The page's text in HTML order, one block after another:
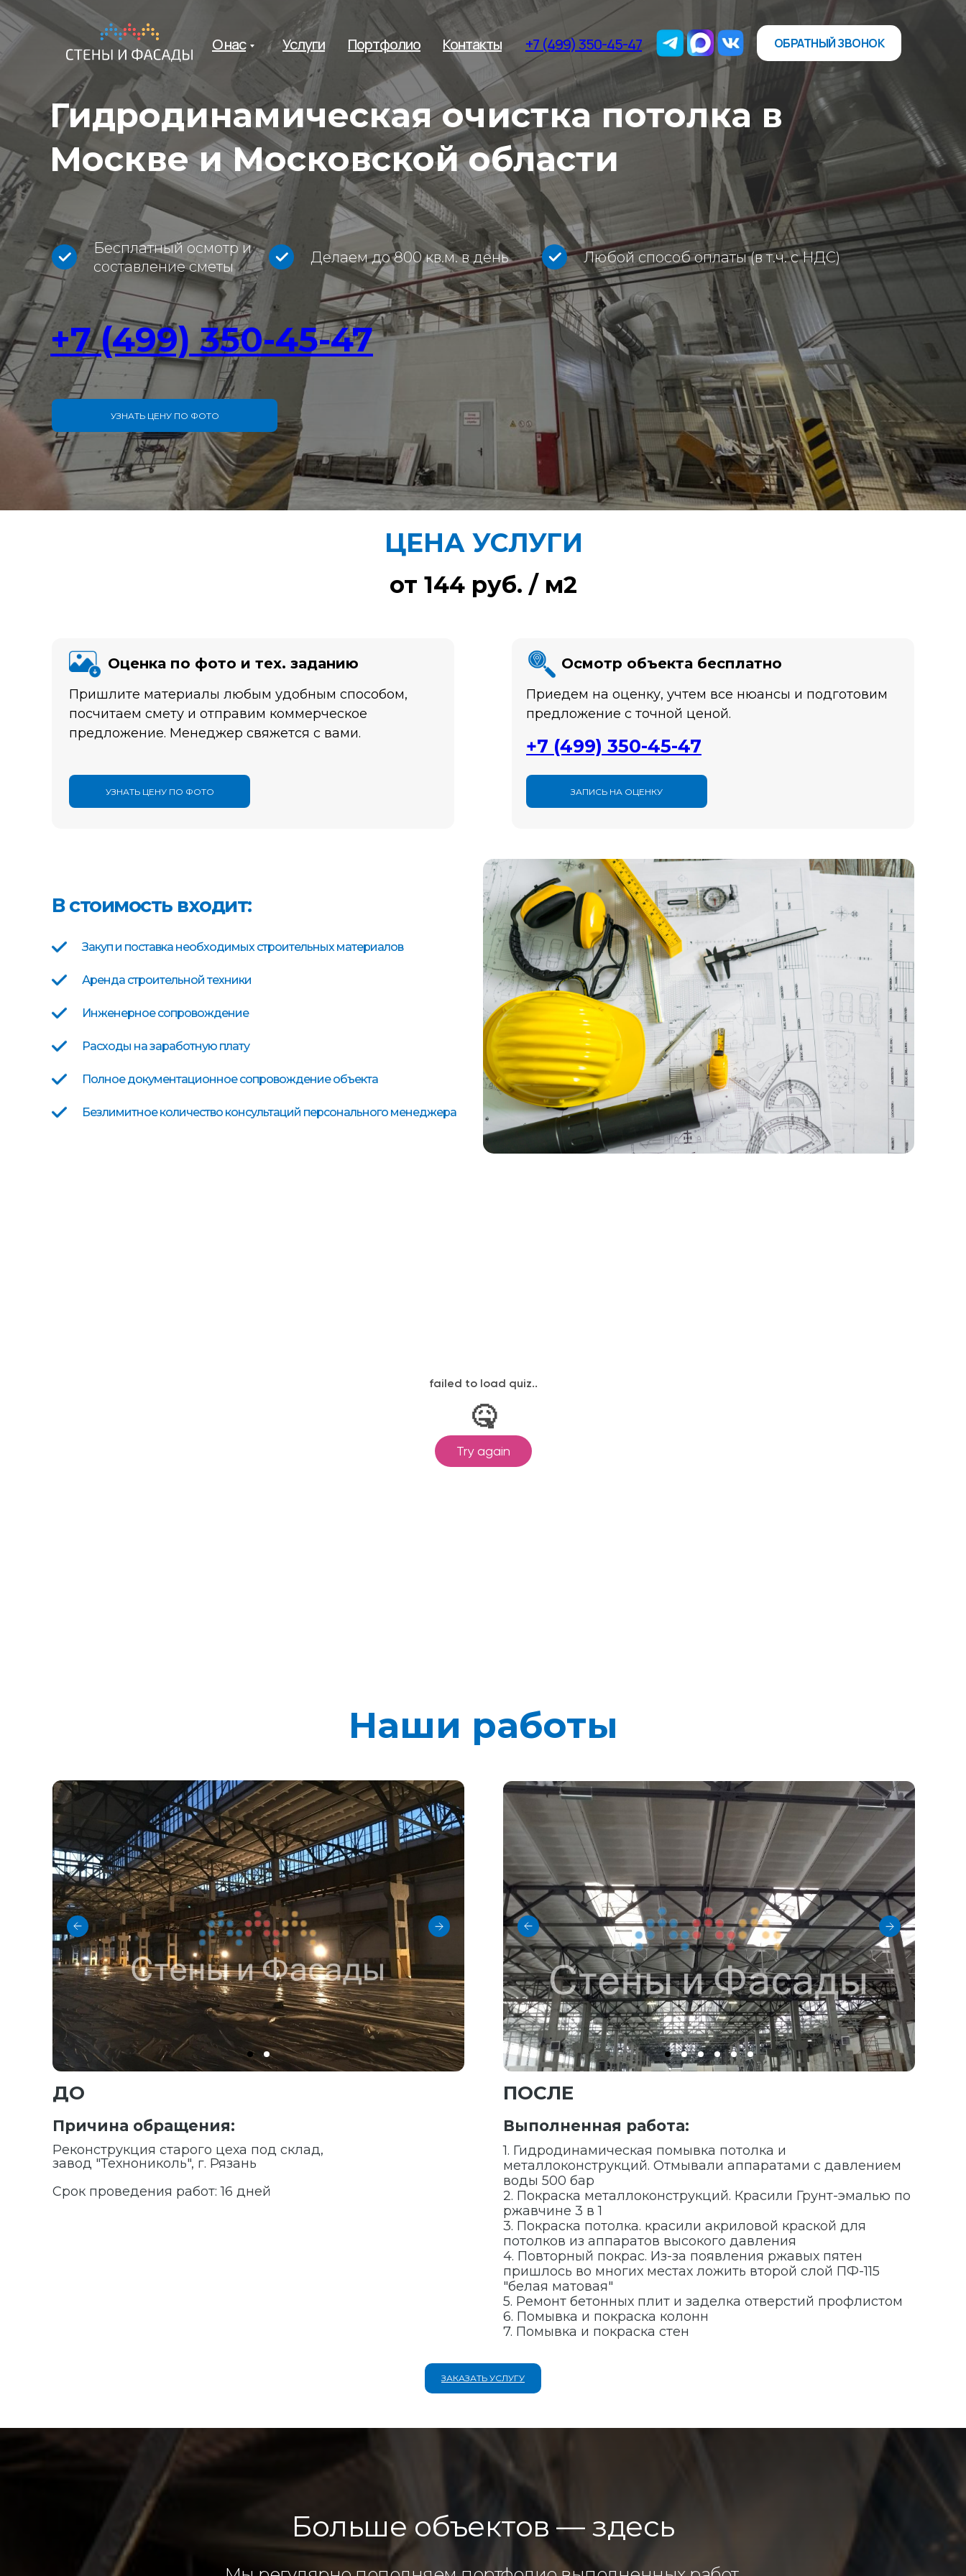
ОБРАТНЫЙ ЗВОНОК
О нас Услуги Портфолио Контакты +7 (499) 350-45-47
УЗНАТЬ ЦЕНУ ПО ФОТО
Делаем до 800 кв.м. в день Любой способ оплаты (в т.ч. с НДС)
Бесплатный осмотр и
составление сметы
Гидродинамическая очистка потолка в
Москве и Московской области
+7 (499) 350-45-47
ЦЕНА УСЛУГИ
от 144 руб. / м2
Оценка по фото и тех. заданию
Пришлите материалы любым удобным способом,
посчитаем смету и отправим коммерческое
предложение. Менеджер свяжется с вами.
+7 (499) 350-45-47
Приедем на оценку, учтем все нюансы и подготовим
предложение с точной ценой.
Осмотр объекта бесплатно
ЗАПИСЬ НА ОЦЕНКУ
УЗНАТЬ ЦЕНУ ПО ФОТО
В стоимость входит:
Закуп и поставка необходимых строительных материалов
Аренда строительной техники
Инженерное сопровождение
Безлимитное количество консультаций персонального менеджера
Полное документационное сопровождение объекта
Расходы на заработную плату
Наши работы
Причина обращения:
Реконструкция старого цеха под склад,
завод "Технониколь", г. Рязань
Срок проведения работ: 16 дней
Выполненная работа:
1. Гидродинамическая помывка потолка и
металлоконструкций. Отмывали аппаратами с давлением
воды 500 бар
2. Покраска металлоконструкций. Красили Грунт-эмалью по
ржавчине 3 в 1
3. Покраска потолка. красили акриловой краской для
потолков из аппаратов высокого давления
4. Повторный покрас. Из-за появления ржавых пятен
пришлось во многих местах ложить второй слой ПФ-115
"белая матовая"
5. Ремонт бетонных плит и заделка отверстий профлистом
6. Помывка и покраска колонн
7. Помывка и покраска стен
ДО ПОСЛЕ
ЗАКАЗАТЬ УСЛУГУ
Больше объектов — здесь